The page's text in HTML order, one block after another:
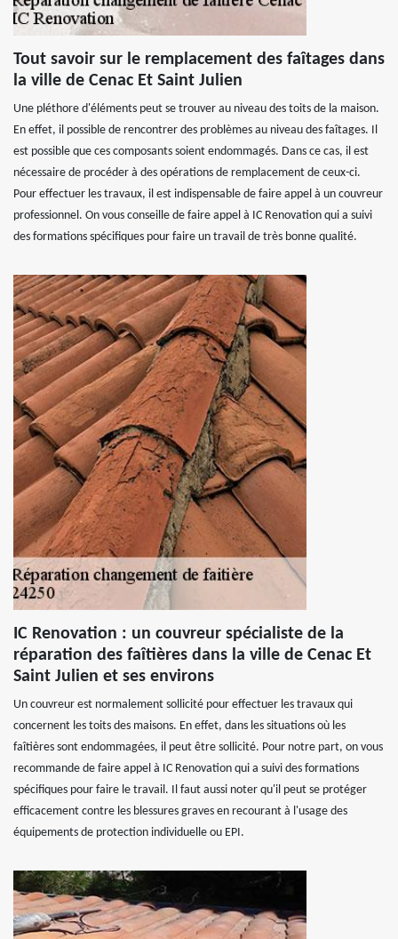
Tout savoir sur le remplacement des faîtages dans
la ville de Cenac Et Saint Julien
Une pléthore d'éléments peut se trouver au niveau des toits de la maison.
En effet, il possible de rencontrer des problèmes au niveau des faîtages. Il
est possible que ces composants soient endommagés. Dans ce cas, il est
nécessaire de procéder à des opérations de remplacement de ceux-ci.
Pour effectuer les travaux, il est indispensable de faire appel à un couvreur
professionnel. On vous conseille de faire appel à IC Renovation qui a suivi
des formations spécifiques pour faire un travail de très bonne qualité.
IC Renovation : un couvreur spécialiste de la
réparation des faîtières dans la ville de Cenac Et
Saint Julien et ses environs
Un couvreur est normalement sollicité pour effectuer les travaux qui
concernent les toits des maisons. En effet, dans les situations où les
faîtières sont endommagées, il peut être sollicité. Pour notre part, on vous
recommande de faire appel à IC Renovation qui a suivi des formations
spécifiques pour faire le travail. Il faut aussi noter qu'il peut se protéger
efficacement contre les blessures graves en recourant à l'usage des
équipements de protection individuelle ou EPI.